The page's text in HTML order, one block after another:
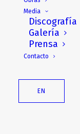
Media
Discografía
Galería
Prensa
Contacto
EN